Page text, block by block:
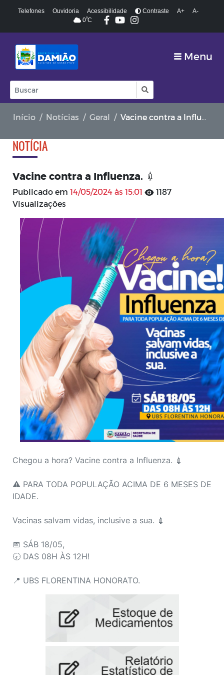
Telefones Ouvidoria Acessibilidade Contraste A+
A-
0ºC
Menu
Início Notícias Geral Vacine contra a Influenza. 💉
NOTÍCIA
Vacine contra a Influenza. 💉
Publicado em 14/05/2024 às 15:01
1187
Visualizações
Chegou a hora? Vacine contra a Influenza. 💉
⚠️ PARA TODA POPULAÇÃO ACIMA DE 6 MESES DE
IDADE.
Vacinas salvam vidas, inclusive a sua. 💉
📅 SÁB 18/05,
🕣 DAS 08H ÀS 12H!
📍 UBS FLORENTINA HONORATO.